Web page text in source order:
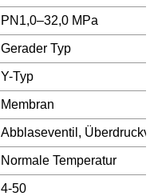
PN1,0–32,0 MPa
Gerader Typ
Y-Typ
Membran
Abblaseventil,
Normale Temperatur
4-50